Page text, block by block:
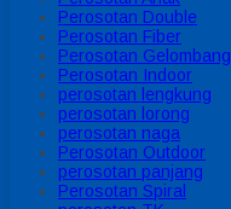
Perosotan Double
Perosotan Fiber
Perosotan Gelombang
Perosotan Indoor
perosotan lengkung
perosotan lorong
perosotan naga
Perosotan Outdoor
perosotan panjang
Perosotan Spiral